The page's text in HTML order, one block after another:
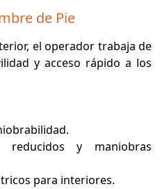
de Pie
el operador trabaja de
y acceso rápido a los
reducidos y maniobras
para interiores.